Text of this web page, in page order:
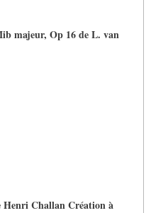
majeur, Op 16 de L. van
Henri Challan Création à